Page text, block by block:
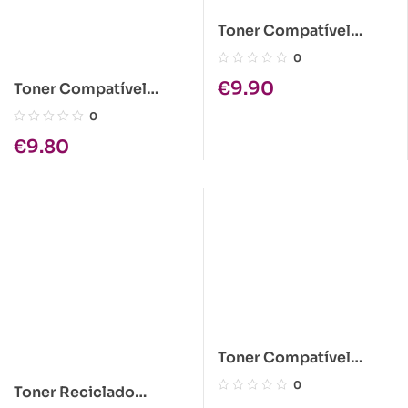
Toner Compatível
Kyocera TK-110 Preto
0
€9.80
Toner Compatível
Brother TN-2000 Preto
0
€9.90
Toner Reciclado
Toner Compatível
Kyocera TK-120 Preto
0